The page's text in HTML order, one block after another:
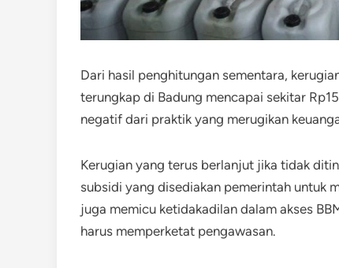
Dari hasil penghitungan sementara,
terungkap di Badung mencapai sekitar
negatif dari praktik yang merugikan
Kerugian yang terus berlanjut jika tidak
subsidi yang disediakan pemerintah untuk
juga memicu ketidakadilan dalam akses
harus memperketat pengawasan.